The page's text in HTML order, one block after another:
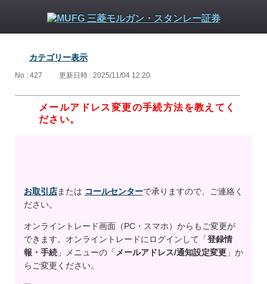
カテゴリー表示
No : 427 更新日時 : 2025/11/04 12:20
メールアドレス変更の手続方法を教えてく
ださい。
お取引店または コールセンターで承りますので、ご連絡く
ださい。
オンライントレード画面（PC・スマホ）からもご変更が
できます。オンライントレードにログインして「登録情
報・手続 」メニューの「メールアドレス/通知設定変更 」か
らご変更ください。